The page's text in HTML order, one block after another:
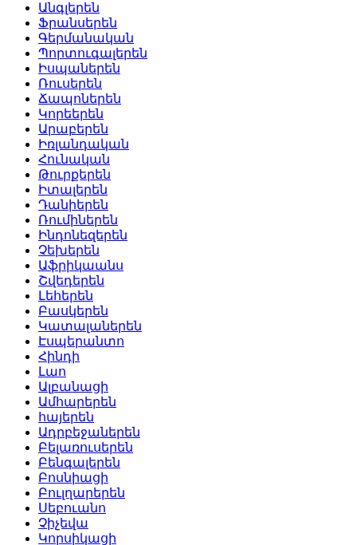
Անգլերեն
Ֆրանսերեն
Գերմանական
Պորտուգալերեն
Իսպաներեն
Ռուսերեն
Ճապոներեն
Կորեերեն
Արաբերեն
Իռլանդական
Հունական
Թուրքերեն
Իտալերեն
Դանիերեն
Ռումիներեն
Ինդոնեզերեն
Չեխերեն
Աֆրիկաանս
Շվեդերեն
Լեհերեն
Բասկերեն
Կատալաներեն
Էսպերանտո
Հինդի
Լաո
Ալբանացի
Ամհարերեն
հայերեն
Ադրբեջաներեն
Բելառուսերեն
Բենգալերեն
Բոսնիացի
Բուլղարերեն
Սեբուանո
Չիչեվա
Կորսիկացի